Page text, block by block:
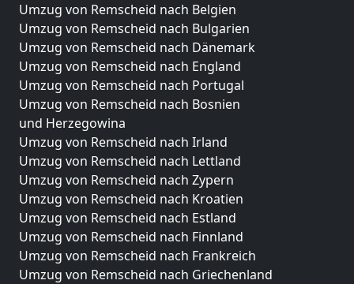
Umzug von Remscheid nach Belgien
Umzug von Remscheid nach Bulgarien
Umzug von Remscheid nach Dänemark
Umzug von Remscheid nach England
Umzug von Remscheid nach Portugal
Umzug von Remscheid nach Bosnien
und Herzegowina
Umzug von Remscheid nach Irland
Umzug von Remscheid nach Lettland
Umzug von Remscheid nach Zypern
Umzug von Remscheid nach Kroatien
Umzug von Remscheid nach Estland
Umzug von Remscheid nach Finnland
Umzug von Remscheid nach Frankreich
Umzug von Remscheid nach Griechenland